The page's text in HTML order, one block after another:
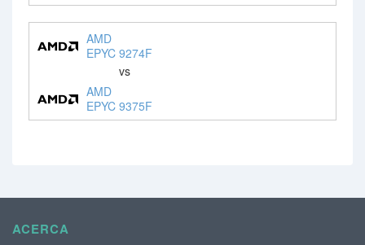
AMD
EPYC 9274F
vs
AMD
EPYC 9375F
ACERCA